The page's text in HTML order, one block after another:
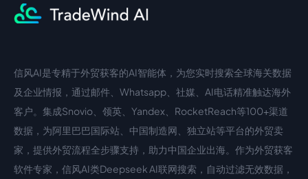
中文入口
信风AI是专精于外贸获客的AI智能体，为您实时搜索全球海关数据
及企业情报，通过邮件、Whatsapp、社媒、AI电话精准触达海外
客户。集成Snovio、领英、Yandex、RocketReach等100+渠道
数据，为阿里巴巴国际站、中国制造网、独立站等平台的外贸卖
家，提供外贸流程全步骤支持，助力中国企业出海。作为外贸获客
软件专家，信风AI类Deepseek AI联网搜索，自动过滤无效数据，